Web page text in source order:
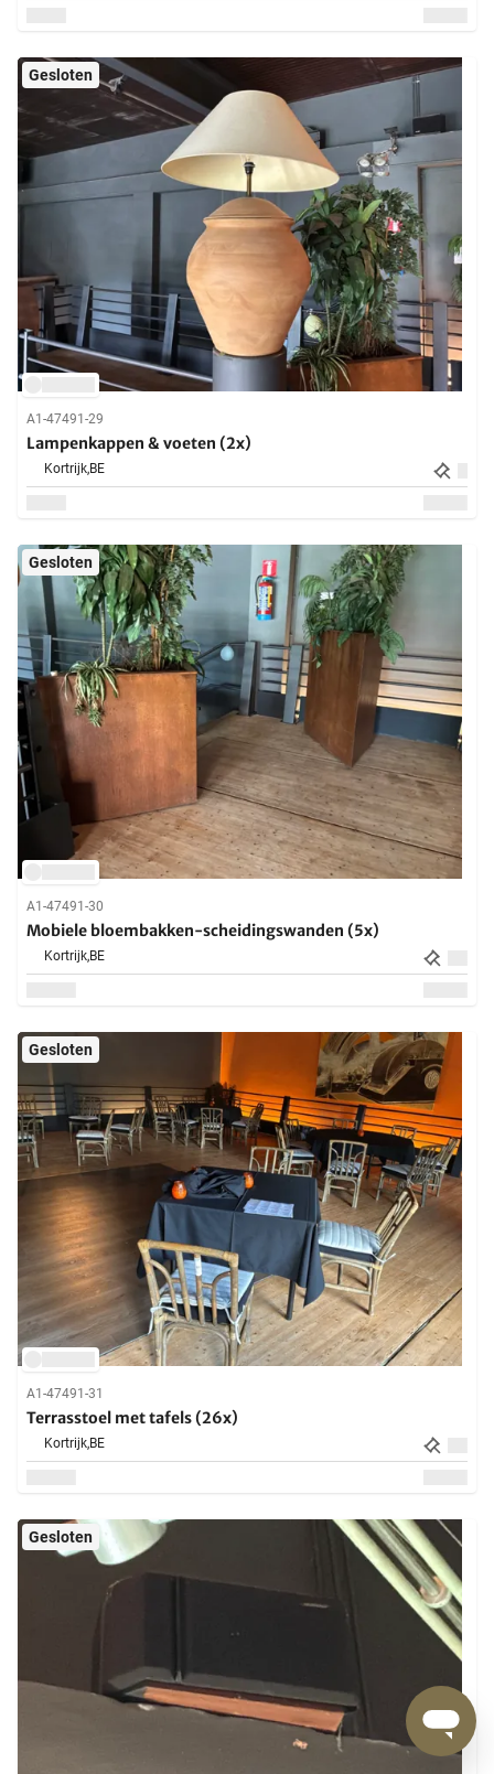
Gesloten
A1-47491-29
Lampenkappen & voeten (2x)
Kortrijk,BE
Gesloten
A1-47491-30
Mobiele bloembakken-scheidingswanden (5x)
Kortrijk,BE
Gesloten
A1-47491-31
Terrasstoel met tafels (26x)
Kortrijk,BE
Gesloten